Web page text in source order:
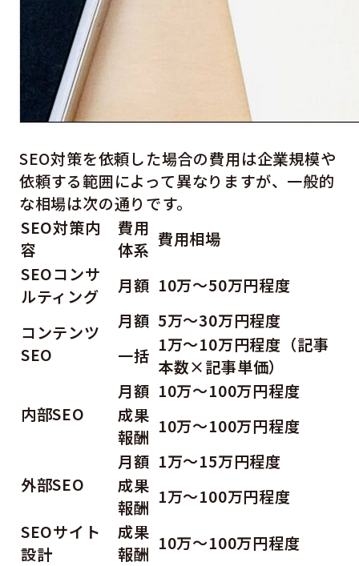
SEO対策を依頼した場合の費用は企業規模や
依頼する範囲によって異なりますが、一般的
な相場は次の通りです。
SEO対策内
容
費用
体系 費用相場
SEOコンサ
ルティング
月額 10万～50万円程度
コンテンツ
SEO
月額 5万～30万円程度
一括 1万～10万円程度（記事
本数×記事単価）
内部SEO
月額 10万～100万円程度
成果
報酬 10万～100万円程度
外部SEO
月額 1万～15万円程度
成果
報酬 1万～100万円程度
SEOサイト
設計
成果
報酬 10万～100万円程度